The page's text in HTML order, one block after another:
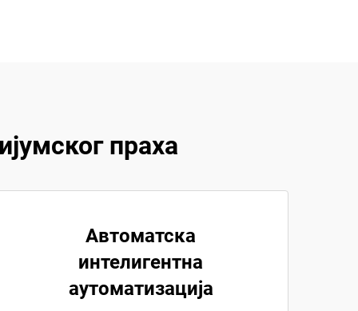
праха
Автоматска
интелигентна
аутоматизација